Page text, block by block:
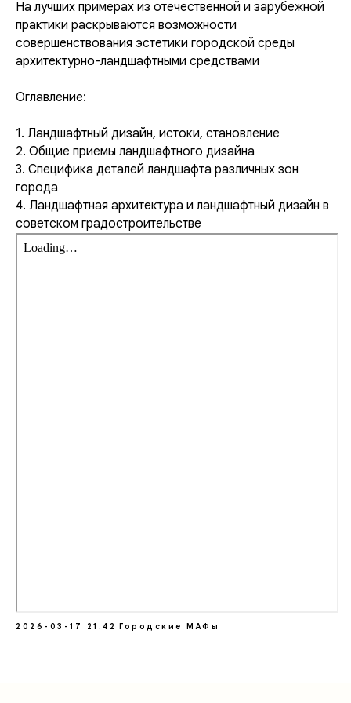
На лучших примерах из отечественной и зарубежной
практики раскрываются возможности
совершенствования эстетики городской среды
архитектурно-ландшафтными средствами
Оглавление:
1. Ландшафтный дизайн, истоки, становление
2. Общие приемы ландшафтного дизайна
3. Специфика деталей ландшафта различных зон
города
4. Ландшафтная архитектура и ландшафтный дизайн в
советском градостроительстве
2026-03-17 21:42 Городские МАФы